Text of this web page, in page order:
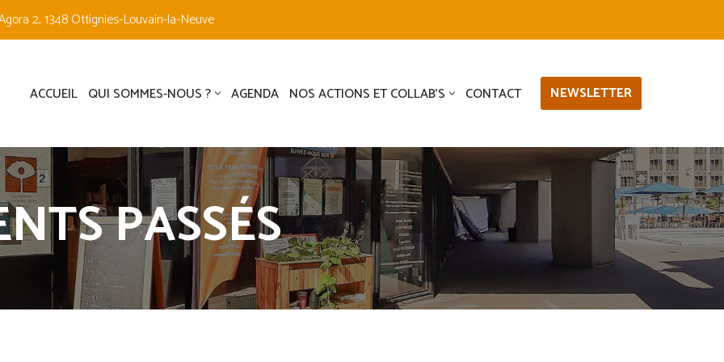
2, 1348 Ottignies-Louvain-la-Neuve
ACCUEIL QUI SOMMES-NOUS ? AGENDA NOS ACTIONS ET COLLAB’S CONTACT NEWSLETTER
PASSÉS